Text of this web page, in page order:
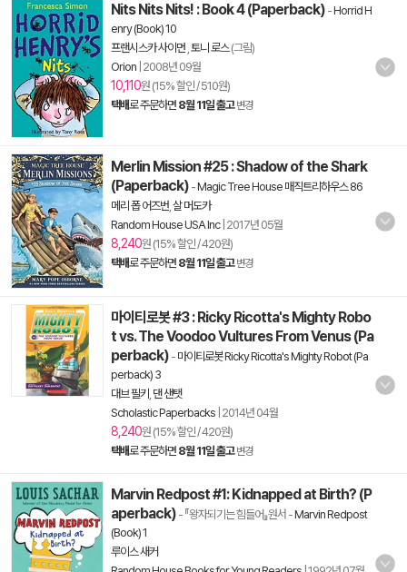
Nits Nits Nits! : Book 4 (Paperback) -Horrid H
enry (Book) 10
프랜시스카 사이먼 토니 로스(그림)
Orion 2008년 09월
10,110원 (15% 할인 / 510원)
택배로 주문하면 8월 11일 출고 변경
Merlin Mission #25 : Shadow of the Shark
(Paperback) -Magic Tree House 매직트리하우스 86
메리 폽 어즈번 살 머도카
Random House USA Inc| 2017년 05월
8,240원 (15% 할인 / 420원)
택배로 주문하면 8월 11일 출고 변경
마이티로봇 #3 : Ricky Ricotta's Mighty Robo
t vs. The Voodoo Vultures From Venus (Pa
perback) - 마이티로봇 Ricky Ricotta's Mighty Robot (Pa
perback) 3
대브 필키 댄 샌탯
Scholastic Paperbacks 2014년 04월
8,240원 (15% 할인 / 420원)
택배로 주문하면 8월 11일 출고 변경
Marvin Redpost #1: Kidnapped at Birth? (P
aperback) - 『왕자되기는 힘들어』원서 -Marvin Redpost
(Book) 1
루이스 새커